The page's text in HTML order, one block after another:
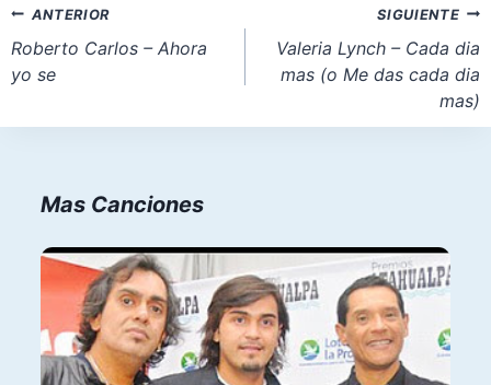
entrada:
Navegación
de
entradas
ANTERIOR
Roberto Carlos – Ahora
yo se
SIGUIENTE
Valeria Lynch – Cada dia
mas (o Me das cada dia
mas)
Mas Canciones